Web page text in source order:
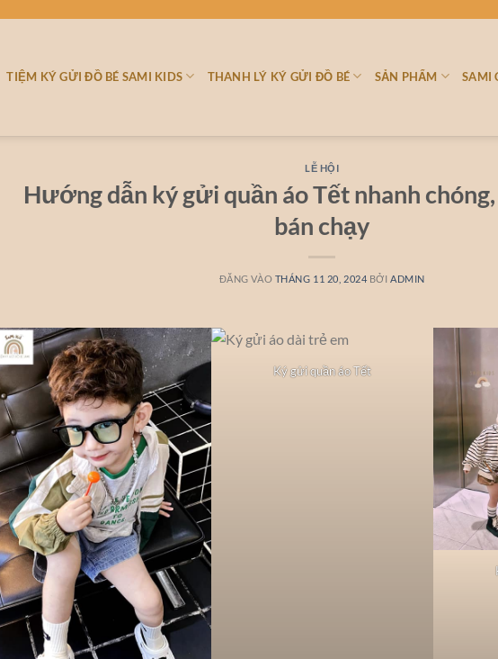
TIỆM KÝ GỬI ĐỒ BÉ SAMI KIDS THANH LÝ KÝ GỬI ĐỒ BÉ SẢN PHẨM SAMI
LỄ HỘI
Hướng dẫn ký gửi quần áo Tết nhanh
bán chạy
ĐĂNG VÀO THÁNG 11 20, 2024 BỞI ADMIN
Ký gửi quần áo Tết